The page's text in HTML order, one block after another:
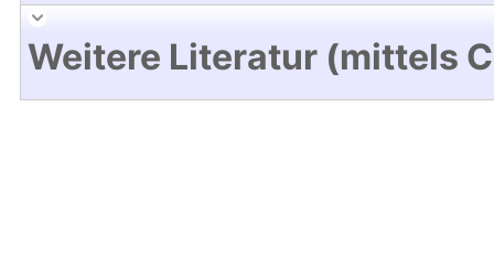
Weitere Literatur (mittels